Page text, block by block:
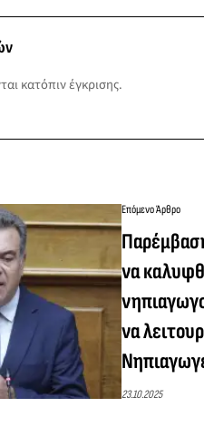
κατόπιν έγκρισης.
Επόμενο Άρθρο
να
να
23.10.2025